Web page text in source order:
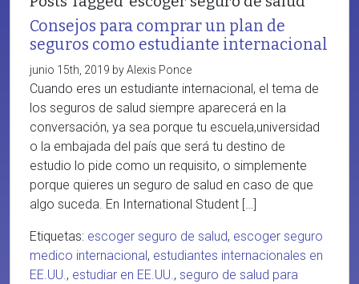
Consejos para comprar un plan de
seguros como estudiante internacional
junio 15th, 2019 by Alexis Ponce
Cuando eres un estudiante internacional, el tema de
los seguros de salud siempre aparecerá en la
conversación, ya sea porque tu escuela,universidad
o la embajada del país que será tu destino de
estudio lo pide como un requisito, o simplemente
porque quieres un seguro de salud en caso de que
algo suceda. En International Student […]
Etiquetas: escoger seguro de salud, escoger seguro
medico internacional, estudiantes internacionales en
EE.UU., estudiar en EE.UU., seguro de salud para